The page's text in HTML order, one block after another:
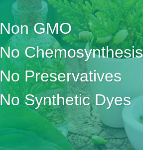
Non GMO
No
No Preservatives
No Synthetic Dyes